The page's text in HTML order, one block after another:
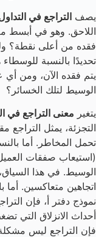
يصف التراجع في
اللاحق. وهو في أبسط
فقده من أعلى نقطة؟
تحديدًا بالنسبة للوسطاء
يتم فقده الآن، ومن
الوسيط لتلك الخسائر؟
يتغير معنى التراجع في
التجزئة، يمثل التراجع
(استيعاب صفقات
الوسيط. في هذا
اتجاهين متعاكسين. أما
نموذج دفتر أ، فإن
أحداث الانزلاق التي
فإن التراجع ليس